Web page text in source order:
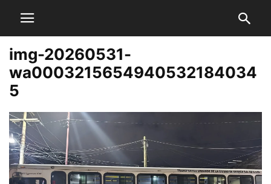
img-20260531-
wa0003215654940532184034
5